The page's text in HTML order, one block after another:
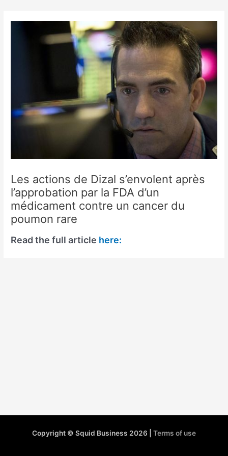
Les actions de Dizal s’envolent après
l’approbation par la FDA d’un
médicament contre un cancer du
poumon rare
Read the full article here:
Copyright © Squid Business 2026 | Terms of use